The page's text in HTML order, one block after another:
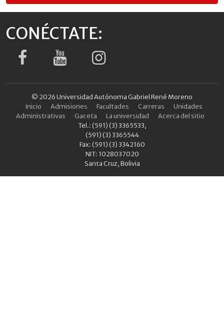
CONÉCTATE:
© 2026 Universidad Autónoma Gabriel René Moreno
Inicio
Admisiones Facultades Carreras
Unidades
Administrativas
Gaceta La universidad
Acerca del sitio
Tel.: (591) (3) 3365533,
(591) (3) 3365544
Fax: (591) (3) 3342160
NIT: 1028037020
Santa Cruz, Bolivia